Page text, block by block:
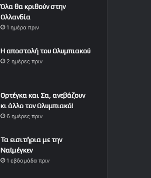
Όλα θα κριθούν στην
Ολλανδία
1 ημέρα πριν
Η αποστολή του Ολυμπιακού
2 ημέρες πριν
Ορτέγκα και Σα, ανεβάζουν
κι άλλο τον Ολυμπιακό!
6 ημέρες πριν
Τα εισιτήρια με την
Ναϊμέγκεν
1 εβδομάδα πριν